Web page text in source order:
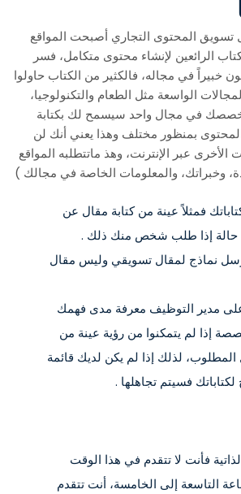
تسويق المحتوى التجاري أصبحت المواقع
الرائعين لإنشاء محتوى متكامل، فسر
خبيراً في مجاله، فالكثير من الكتاب حاولوا
الواسعة مثل الطعام والتكنولوجيا،
في مجال واحد سيسمح لك بكتابة
بمنظور مختلف وهذا يعني أنك لن
عبر الإنترنت، وهذ ماتتطلبه المواقع
وخبراتك، والمعلومات الخاصة في مجالك )
فمثلاً عينة من كتابة مقال عن
حالة إذا طلب شخص منك ذلك .
نماذج لمقال تسويقي وليس مقال
مدير التوظيف معرفة مدى فهمك
إذا لم يتمكنوا من رؤية عينة من
المطلوب، لذلك إذا لم يكن لديك قائمة
فسيتم تجاهلها .
فأنت لا تتقدم في هذا الوقت
التاسعة إلى الخامسة، أنت تتقدم